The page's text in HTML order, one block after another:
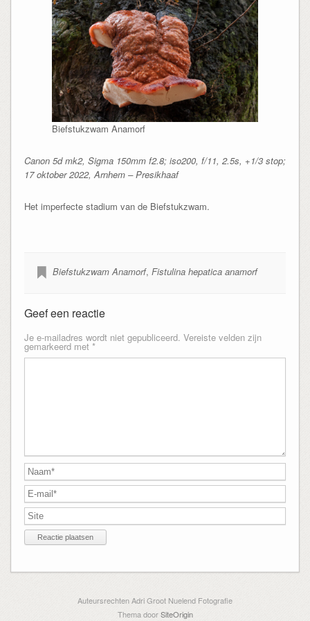
Biefstukzwam Anamorf
Canon 5d mk2, Sigma 150mm f2.8; iso200, f/11, 2.5s, +1/3 stop;
17 oktober 2022, Arnhem – Presikhaaf
Het imperfecte stadium van de Biefstukzwam.
Biefstukzwam Anamorf, Fistulina hepatica anamorf
Geef een reactie
Je e-mailadres wordt niet gepubliceerd. Vereiste velden zijn
gemarkeerd met *
Auteursrechten Adri Groot Nuelend Fotografie
Thema doorSiteOrigin